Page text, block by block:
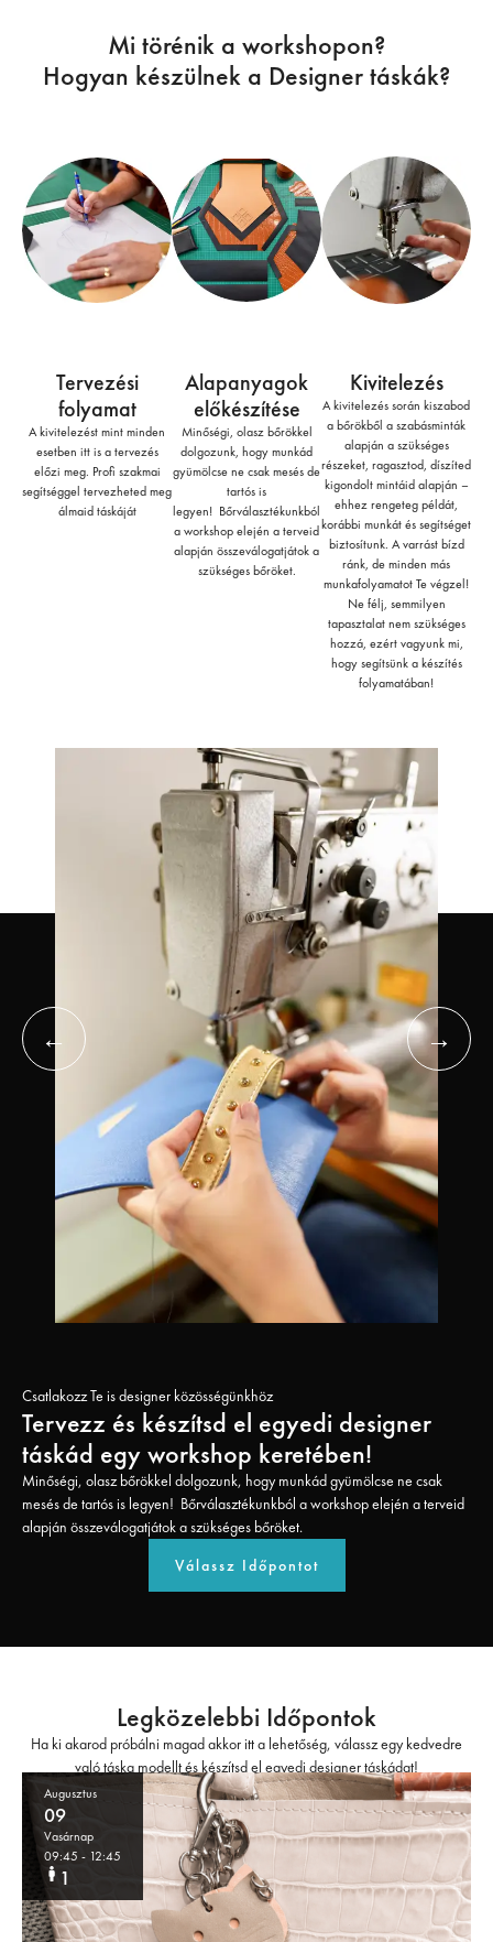
Mi törénik a workshopon?
Hogyan készülnek a Designer táskák?
Tervezési
folyamat
A kivitelezést mint minden
esetben itt is a tervezés
előzi meg. Profi szakmai
segítséggel tervezheted meg
álmaid táskáját
Alapanyagok
előkészítése
Minőségi, olasz bőrökkel
dolgozunk, hogy munkád
gyümölcse ne csak mesés de
tartós is
legyen! Bőrválasztékunkból
a workshop elején a terveid
alapján összeválogatjátok a
szükséges bőröket.
Kivitelezés
A kivitelezés során kiszabod
a bőrökből a szabásminták
alapján a szükséges
részeket, ragasztod, díszíted
kigondolt mintáid alapján –
ehhez rengeteg példát,
korábbi munkát és segítséget
biztosítunk. A varrást bízd
ránk, de minden más
munkafolyamatot Te végzel!
Ne félj, semmilyen
tapasztalat nem szükséges
hozzá, ezért vagyunk mi,
hogy segítsünk a készítés
folyamatában!
Csatlakozz Te is designer közösségünkhöz
Tervezz és készítsd el egyedi designer
táskád egy workshop keretében!
Minőségi, olasz bőrökkel dolgozunk, hogy munkád gyümölcse ne csak
mesés de tartós is legyen! Bőrválasztékunkból a workshop elején a terveid
alapján összeválogatjátok a szükséges bőröket.
Válassz Időpontot
Legközelebbi Időpontok
Ha ki akarod próbálni magad akkor itt a lehetőség, válassz egy kedvedre
való táska modellt és készítsd el egyedi designer táskádat!
Augusztus
09
Vasárnap
09:45 - 12:45
1